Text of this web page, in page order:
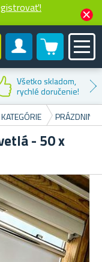
účet
0 produktů
Všetko skladom,
rychlé doručenie!
PRÁZDNINY
- 50 x